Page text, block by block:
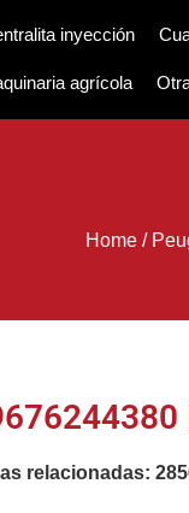
inyección
agrícola
Home/
relacionadas: